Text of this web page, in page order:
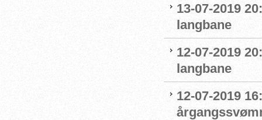
13-07-2019
langbane
12-07-2019
langbane
12-07-2019